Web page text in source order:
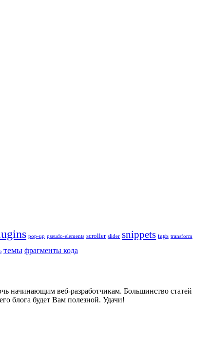
pop-up pseudo-elements scroller slider snippets tags transform
темы фрагменты кода
начинающим веб-разработчикам. Большинство статей
блога будет Вам полезной. Удачи!